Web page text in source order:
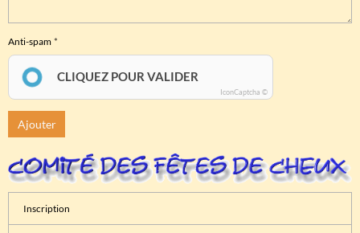
Anti-spam
CLIQUEZ POUR VALIDER
IconCaptcha ©
Ajouter
Inscription